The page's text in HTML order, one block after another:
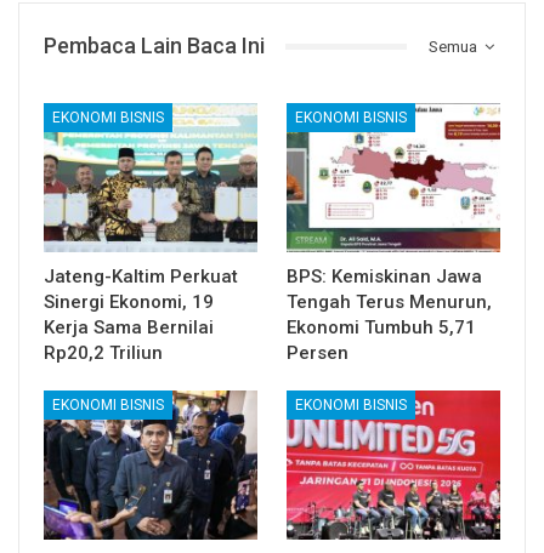
Semua
Pembaca Lain Baca Ini
EKONOMI BISNIS
Jateng-Kaltim Perkuat
Sinergi Ekonomi, 19
Kerja Sama Bernilai
Rp20,2 Triliun
EKONOMI BISNIS
BPS: Kemiskinan Jawa
Tengah Terus Menurun,
Ekonomi Tumbuh 5,71
Persen
EKONOMI BISNIS EKONOMI BISNIS